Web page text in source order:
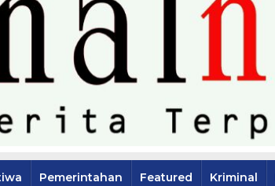
Pemerintahan Featured Kriminal